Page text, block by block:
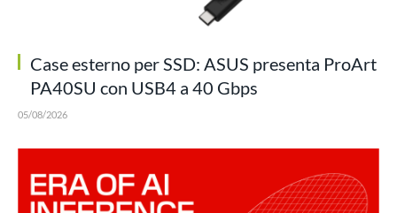
Case esterno per SSD: ASUS presenta ProArt
PA40SU con USB4 a 40 Gbps
05/08/2026